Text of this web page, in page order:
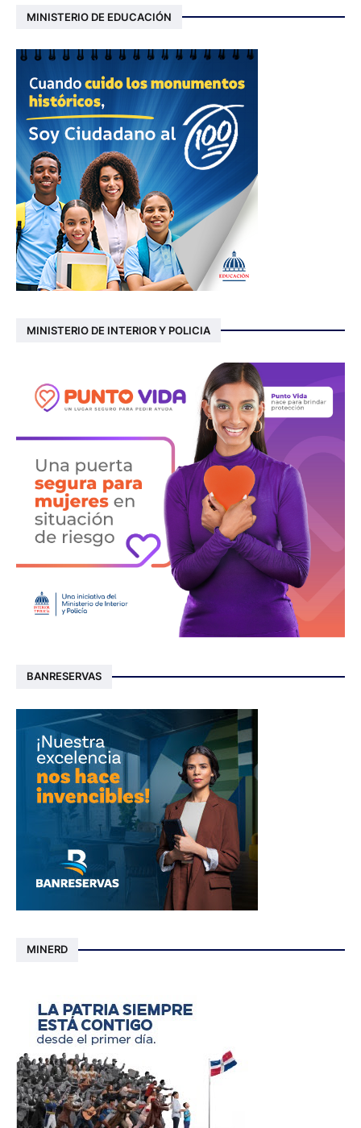
MINISTERIO DE EDUCACIÓN
MINISTERIO DE INTERIOR Y POLICIA
BANRESERVAS
MINERD